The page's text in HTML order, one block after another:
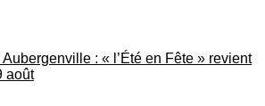
: « l’Été en Fête » revient
août